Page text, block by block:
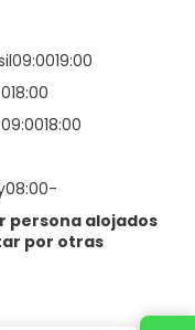
persona alojados
por otras